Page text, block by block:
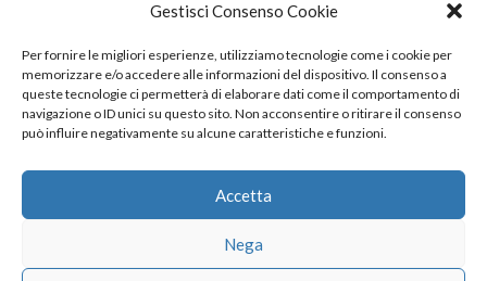
Gestisci Consenso Cookie
Per fornire le migliori esperienze, utilizziamo tecnologie come i cookie per
memorizzare e/o accedere alle informazioni del dispositivo. Il consenso a
queste tecnologie ci permetterà di elaborare dati come il comportamento di
navigazione o ID unici su questo sito. Non acconsentire o ritirare il consenso
può influire negativamente su alcune caratteristiche e funzioni.
Accetta
Nega
COPYRIGHT
© TheArchitecturalPost 2024
SOCIAL NETWORK
facebookinstagram